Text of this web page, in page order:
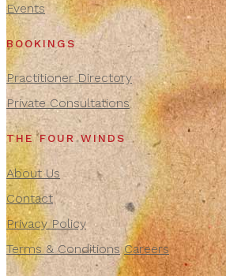
Events
BOOKINGS
Practitioner Directory
Private Consultations
THE FOUR WINDS
About Us
Contact
Privacy Policy
Terms & Conditions Careers